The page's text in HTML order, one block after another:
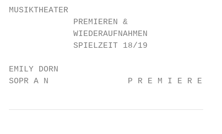
MUSIKTHEATER
             PREMIEREN &
             WIEDERAUFNAHMEN
             SPIELZEIT 18/19
EMILY DORN
SOPR A N                P R E M I E R E N